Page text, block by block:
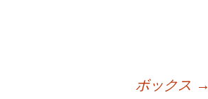
ボックス →